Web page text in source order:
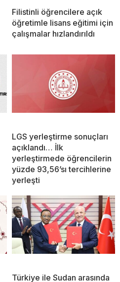
Filistinli öğrencilere açık
öğretimle lisans eğitimi için
çalışmalar hızlandırıldı
LGS yerleştirme sonuçları
açıklandı… İlk
yerleştirmede öğrencilerin
yüzde 93,56’sı tercihlerine
yerleşti
Türkiye ile Sudan arasında